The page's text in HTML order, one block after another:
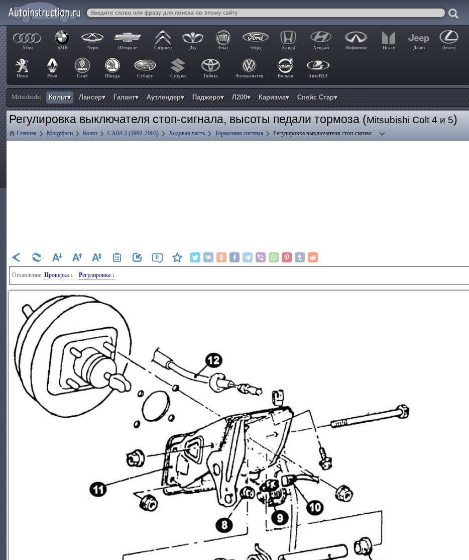
Ауди БМВ Чери Шевроле Ситроен Дэу Фиат Форд Хонда Хендай Инфинити Исузу Джип Лексус
Пежо Рено Сааб Шкода Субару Сузуки Тойота Фольксваген Вольво АвтоВАЗ
Mitsubishi: Кольт▾ Лансер▾ Галант▾ Аутлендер▾ Паджеро▾ Л200▾ Каризма▾ Спейс Стар▾
Регулировка выключателя стоп-сигнала, высоты педали тормоза (Mitsubishi Colt 4 и 5)
Главная Мицубиси Кольт CA0/CJ (1991-2003) Ходовая часть Тормозная система Регулировка выключателя стоп-сигнал…
0
Оглавление: Проверка ↓ Регулировка ↓